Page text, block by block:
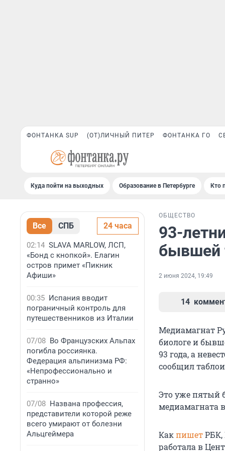
ФОНТАНКА SUP (ОТ)ЛИЧНЫЙ ПИТЕР ФОНТАНКА ГО
Куда пойти на выходных Образование в Петербурге Кто
Все СПБ 24 часа
02:14 SLAVA MARLOW, ЛСП,
«Бонд с кнопкой». Елагин
остров примет «Пикник
Афиши»
00:35 Испания вводит
пограничный контроль для
путешественников из Италии
07/08 Во Французских Альпах
погибла россиянка.
Федерация альпинизма РФ:
«Непрофессионально и
странно»
07/08 Названа профессия,
представители которой реже
всего умирают от болезни
Альцгеймера
ОБЩЕСТВО
93-
бывшей
2 июня 2024, 19:49
14
Медиамагнат
биологе и
93 года, а
сообщил
Это уже пятый
медиамагната
КакпишетРБК,
работала в